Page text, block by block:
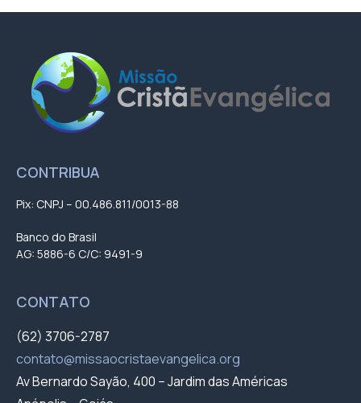
CONTRIBUA
Pix: CNPJ – 00.486.811/0013-88
Banco do Brasil
AG: 5886-6 C/C: 9491-9
CONTATO
(62) 3706-2787
contato@missaocristaevangelica.org
Av Bernardo Sayão, 400 – Jardim das Américas